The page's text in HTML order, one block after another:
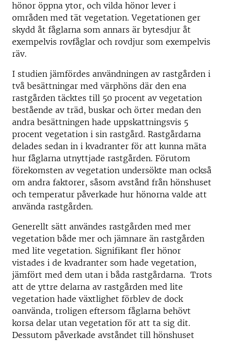
hönor öppna ytor, och vilda hönor lever i
områden med tät vegetation. Vegetationen ger
skydd åt fåglarna som annars är bytesdjur åt
exempelvis rovfåglar och rovdjur som exempelvis
räv.
I studien jämfördes användningen av rastgården i
två besättningar med värphöns där den ena
rastgården täcktes till 50 procent av vegetation
bestående av träd, buskar och örter medan den
andra besättningen hade uppskattningsvis 5
procent vegetation i sin rastgård. Rastgårdarna
delades sedan in i kvadranter för att kunna mäta
hur fåglarna utnyttjade rastgården. Förutom
förekomsten av vegetation undersökte man också
om andra faktorer, såsom avstånd från hönshuset
och temperatur påverkade hur hönorna valde att
använda rastgården.
Generellt sätt användes rastgården med mer
vegetation både mer och jämnare än rastgården
med lite vegetation. Signifikant fler hönor
vistades i de kvadranter som hade vegetation,
jämfört med dem utan i båda rastgårdarna. Trots
att de yttre delarna av rastgården med lite
vegetation hade växtlighet förblev de dock
oanvända, troligen eftersom fåglarna behövt
korsa delar utan vegetation för att ta sig dit.
Dessutom påverkade avståndet till hönshuset